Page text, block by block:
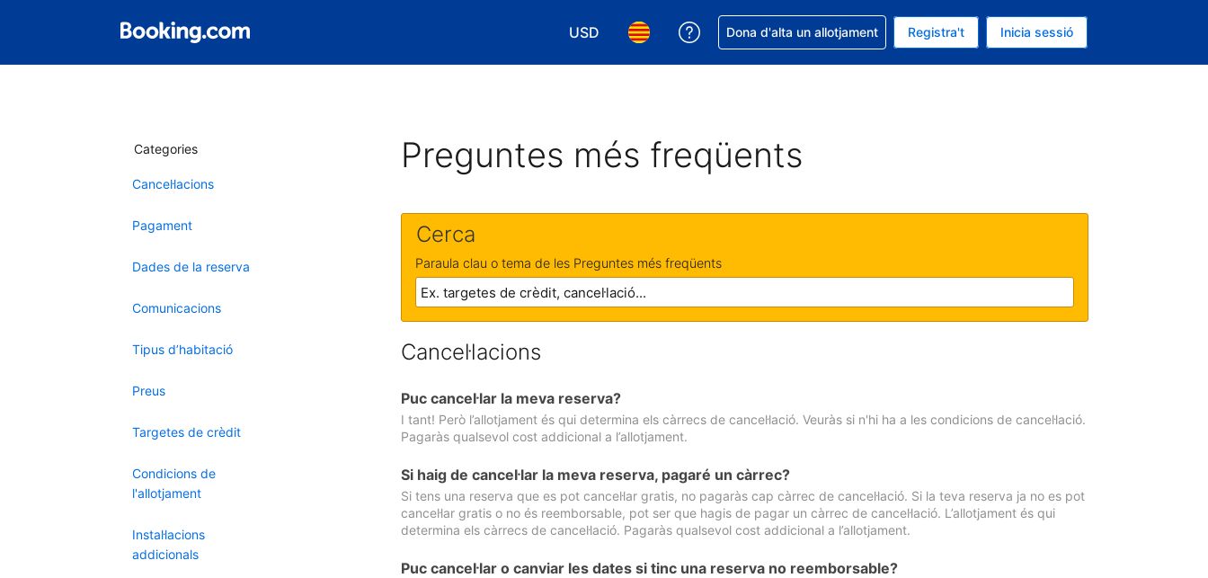
USD
Tria la moneda. La moneda actual és Dòlar dels Estats Units
Tria l'idioma. L'idioma actual és Català
Rep ajuda amb la reserva
Dona d'alta un allotjament Registra't Inicia sessió
Categories
Cancel·lacions
Pagament
Dades de la reserva
Comunicacions
Tipus d’habitació
Preus
Targetes de crèdit
Condicions de
l'allotjament
Instal·lacions
addicionals
Preguntes més freqüents
Cerca
Paraula clau o tema de les Preguntes més freqüents
Cancel·lacions
Puc cancel·lar la meva reserva?
I tant! Però l’allotjament és qui determina els càrrecs de cancel·lació. Veuràs si n'hi ha a les condicions de cancel·lació.
Pagaràs qualsevol cost addicional a l’allotjament.
Si haig de cancel·lar la meva reserva, pagaré un càrrec?
Si tens una reserva que es pot cancel·lar gratis, no pagaràs cap càrrec de cancel·lació. Si la teva reserva ja no es pot
cancel·lar gratis o no és reemborsable, pot ser que hagis de pagar un càrrec de cancel·lació. L’allotjament és qui
determina els càrrecs de cancel·lació. Pagaràs qualsevol cost addicional a l’allotjament.
Puc cancel·lar o canviar les dates si tinc una reserva no reemborsable?